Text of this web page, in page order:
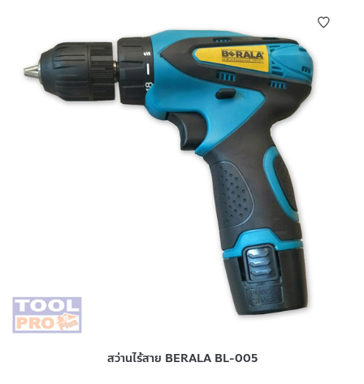
สว่านไร้สาย BERALA BL-005